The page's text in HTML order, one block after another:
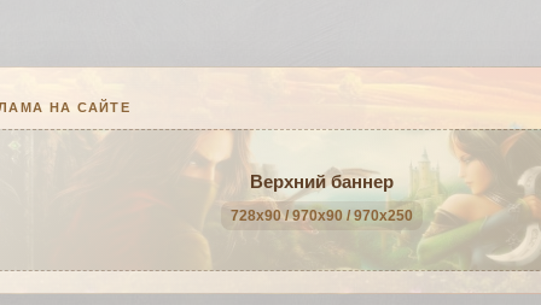
НА САЙТЕ
Верхний баннер
728x90 / 970x90 / 970x250